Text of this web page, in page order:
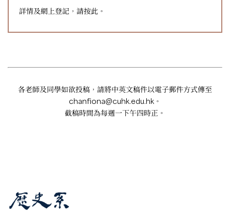
詳情及網上登記，請按此 。
各老師及同學如欲投稿，請將中英文稿件以電子郵件方式傳至
chanfiona@cuhk.edu.hk 。
截稿時間為每週一下午四時正。